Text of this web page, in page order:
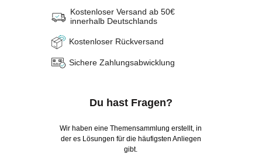
Kostenloser Versand ab 50€
innerhalb Deutschlands
Kostenloser Rückversand
Sichere Zahlungsabwicklung
Du hast Fragen?
Wir haben eine Themensammlung erstellt, in
der es Lösungen für die häufigsten Anliegen
gibt.